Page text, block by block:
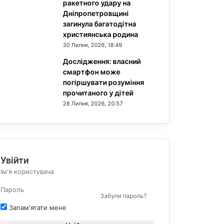
ракетного удару на
Дніпропетровщині
загинула багатодітна
християнська родина
30 Липня, 2026, 18:49
Дослідження: власний
смартфон може
погіршувати розуміння
прочитаного у дітей
28 Липня, 2026, 20:57
Увійти
Забули пароль?
Запам'ятати мене